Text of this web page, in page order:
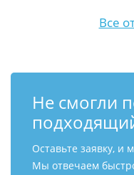
Все
Не смогли
Оставьте заявку, и
Мы отвечаем